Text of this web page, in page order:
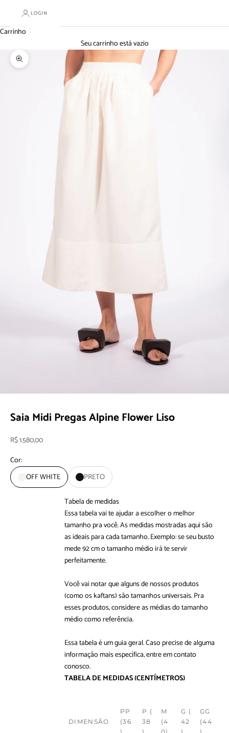
LOGIN
Carrinho
Seu carrinho está vazio
Zoom na imagem
Saia Midi Pregas Alpine Flower Liso
Preço promocional
R$ 1.580,00
Cor:
OFF WHITE
PRETO
Tabela de medidas
Essa tabela vai te ajudar a escolher o melhor
tamanho pra você. As medidas mostradas aqui são
as ideais para cada tamanho. Exemplo: se seu busto
mede 92 cm o tamanho médio irá te servir
perfeitamente.
Você vai notar que alguns de nossos produtos
(como os kaftans) são tamanhos universais. Pra
esses produtos, considere as médias do tamanho
médio como referência.
Essa tabela é um guia geral. Caso precise de alguma
informação mais específica, entre emcontato
conosco.
TABELA DE MEDIDAS(CENTÍMETROS)
DIMENSÃO
PP
(36
P (
38
M
(4
G (
42
GG
(44